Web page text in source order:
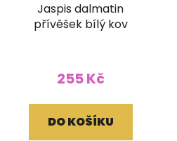
Jaspis dalmatin
přívěšek bílý kov
255 Kč
DO KOŠÍKU